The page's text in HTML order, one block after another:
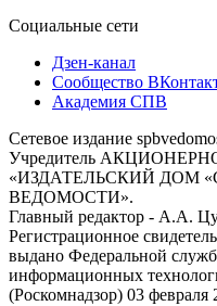
Социальные сети
Дзен-канал
Сообщество
Академия СПВ
Сетевое издание
Учредитель
«ИЗДАТЕЛЬСКИЙ ДОМ
ВЕДОМОСТИ».
Главный редактор - А.А.
Регистрационное
выдано Федеральной
информационных
(Роскомнадзор) 03 февраля